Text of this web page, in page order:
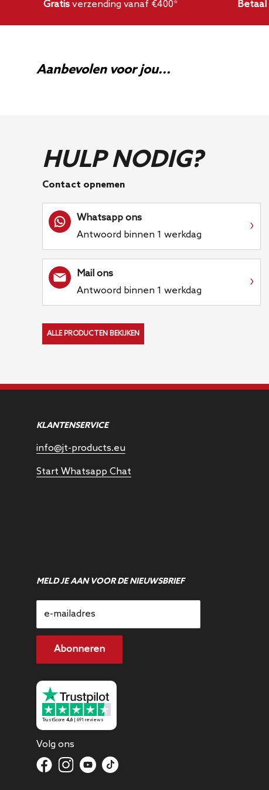
Gratis verzending vanaf €400* Betaal
Aanbevolen voor jou...
HULP NODIG?
Contact opnemen
Whatsapp ons
Antwoord binnen 1 werkdag
›
Mail ons
Antwoord binnen 1 werkdag
›
ALLE PRODUCTEN BEKIJKEN
KLANTENSERVICE
info@jt-products.eu
Start Whatsapp Chat
MELD JE AAN VOOR DE NIEUWSBRIEF
e-mailadres
Abonneren
TrustScore 4,6| 691 reviews
Volg ons